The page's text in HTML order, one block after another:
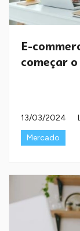
E-
começar
13/03/2024
Mercado